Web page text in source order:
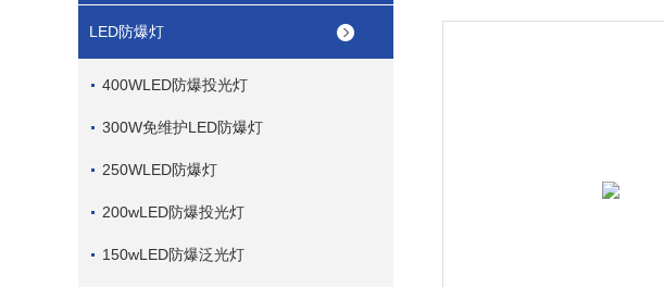
LED防爆灯
400WLED防爆投光灯
300W免维护LED防爆灯
250WLED防爆灯
200wLED防爆投光灯
150wLED防爆泛光灯